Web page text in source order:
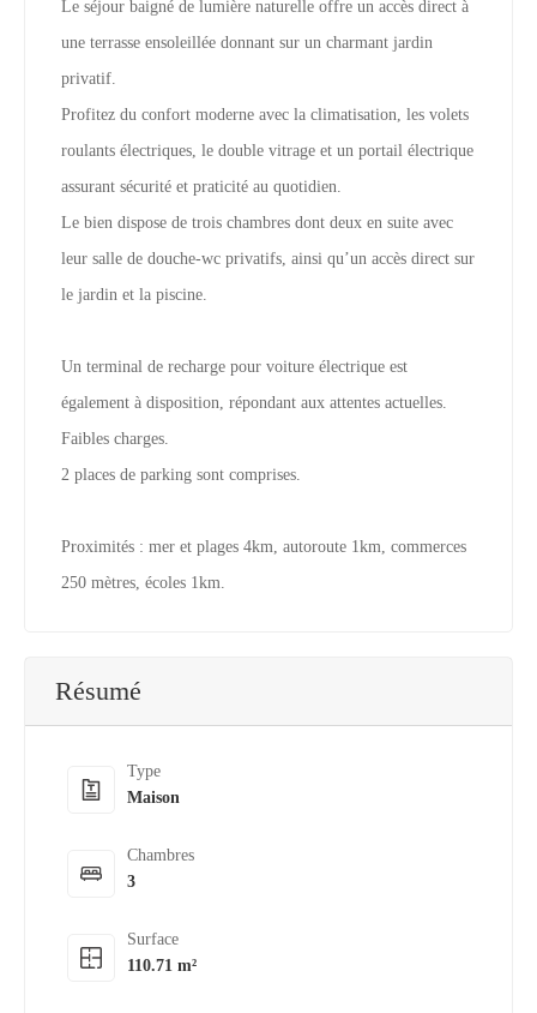
Le séjour baigné de lumière naturelle offre un accès direct à
une terrasse ensoleillée donnant sur un charmant jardin
privatif.
Profitez du confort moderne avec la climatisation, les volets
roulants électriques, le double vitrage et un portail électrique
assurant sécurité et praticité au quotidien.
Le bien dispose de trois chambres dont deux en suite avec
leur salle de douche-wc privatifs, ainsi qu’un accès direct sur
le jardin et la piscine.
Un terminal de recharge pour voiture électrique est
également à disposition, répondant aux attentes actuelles.
Faibles charges.
2 places de parking sont comprises.
Proximités : mer et plages 4km, autoroute 1km, commerces
250 mètres, écoles 1km.
Résumé
Type
Maison
Chambres
3
Surface
110.71 m²